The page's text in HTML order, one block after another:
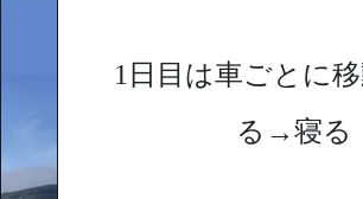
1日目は車ごとに
る→寝る